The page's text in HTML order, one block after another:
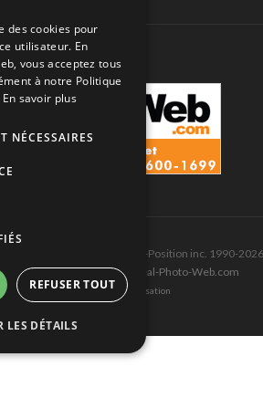
réservés © Les Éditions Pole-Position inc. 1990-2026
et hébergé par Montréal-Photo-Web.com
et Conditions d’utilisation
des cookies pour
utilisateur. En
vous acceptez tous
à notre Politique
En savoir plus
NÉCESSAIRES
REFUSER TOUT
LES DÉTAILS